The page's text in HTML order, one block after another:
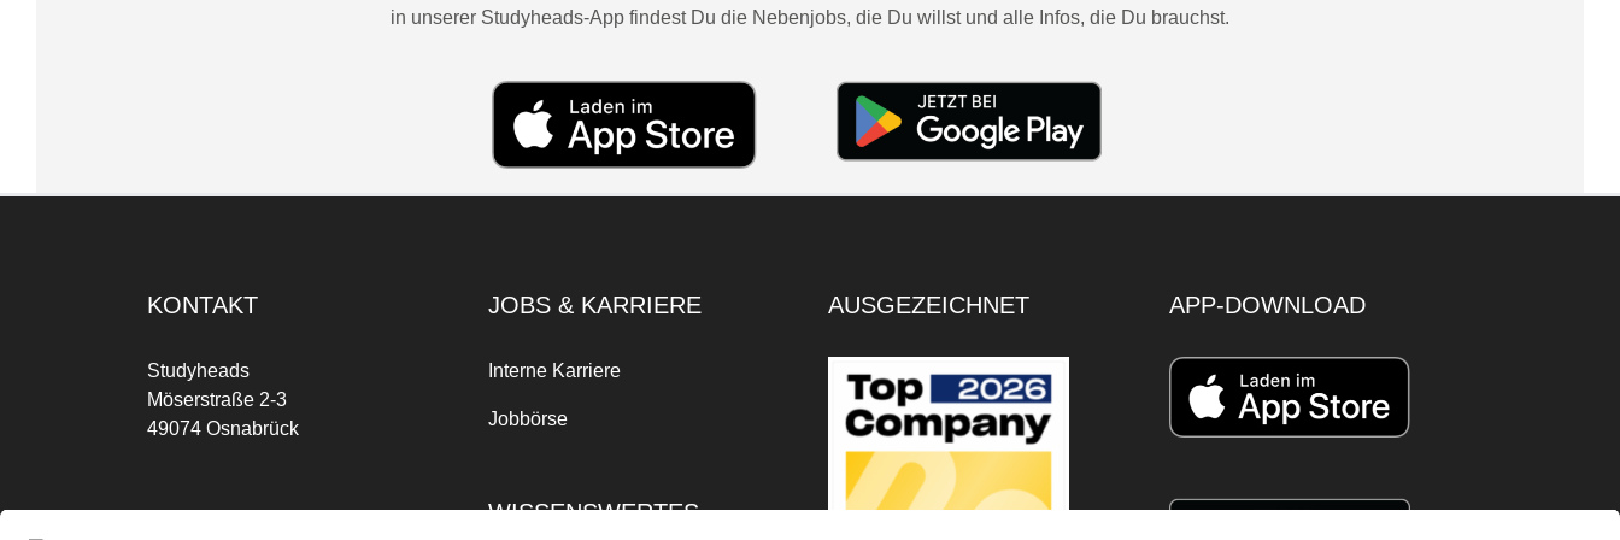
in unserer Studyheads-App findest Du die Nebenjobs, die Du willst und alle Infos, die Du brauchst.
KONTAKT
Studyheads
Möserstraße 2-3
49074 Osnabrück
JOBS & KARRIERE
Interne Karriere
Jobbörse
WISSENSWERTES
AUSGEZEICHNET APP-DOWNLOAD